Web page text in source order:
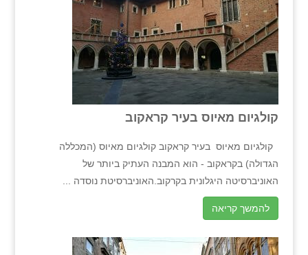
קולגיום מאיוס בעיר קראקוב
קולגיום מאיוס בעיר קראקוב קולגיום מאיוס (המכללה
הגדולה) בקראקוב - הוא המבנה העתיק ביותר של
האוניברסיטה היגלונית בקרקוב.האוניברסיטת נוסדה ...
להמשך קריאה